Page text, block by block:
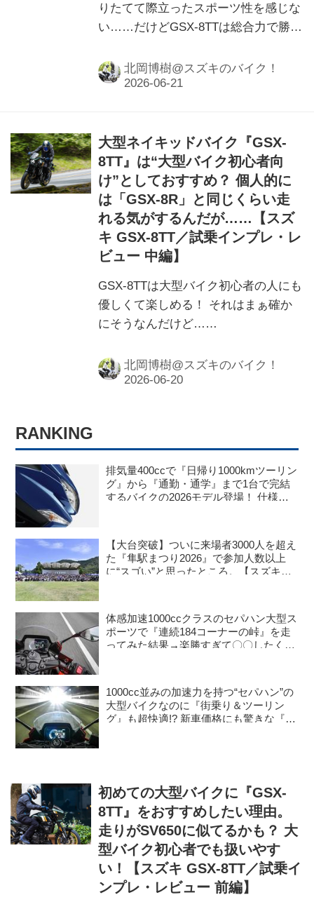
りたてて際立ったスポーツ性を感じな
い……だけどGSX-8TTは総合力で勝負
北岡博樹@スズキのバイク！
大型ネイキッドバイク『GSX-
8TT』は“大型バイク初心者向
け”としておすすめ？ 個人的に
は「GSX-8R」と同じくらい走
れる気がするんだが……【スズ
キ GSX-8TT／試乗インプレ・レ
ビュー 中編】
GSX-8TTは大型バイク初心者の人にも
優しくて楽しめる！ それはまぁ確か
にそうなんだけど……
北岡博樹@スズキのバイク！
RANKING
排気量400ccで『日帰り1000kmツーリン
グ』から『通勤・通学』まで1台で完結
するバイクの2026モデル登場！ 仕様変
のバイク！ の新車ニュース】
【大台突破】ついに来場者3000人を超え
た『隼駅まつり2026』で参加人数以上
に“スゴい”と思ったところ。【スズキの
体感加速1000ccクラスのセパハン大型ス
ポーツで『連続184コーナーの峠』を走
ってみた結果→楽勝すぎて〇〇したくな
1000cc並みの加速力を持つ“セパハン”の
大型バイクなのに『街乗り＆ツーリン
グ』も超快適!? 新車価格にも驚きな『万
初めての大型バイクに『GSX-
8TT』をおすすめしたい理由。
走りがSV650に似てるかも？ 大
型バイク初心者でも扱いやす
い！【スズキ GSX-8TT／試乗イ
ンプレ・レビュー 前編】